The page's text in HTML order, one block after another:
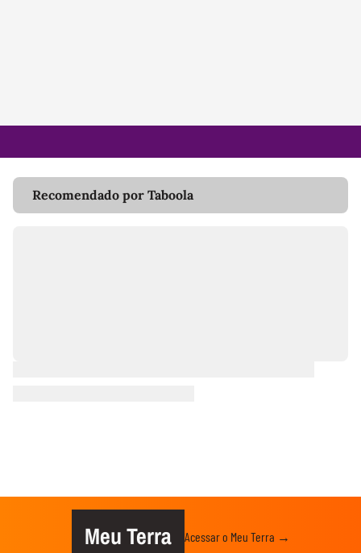
Recomendado por Taboola
Meu Terra Acessar o Meu Terra →